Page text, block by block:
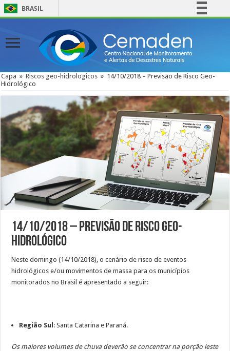
BRASIL
Comunica BR
Participe
Acesso à informação
Canais
Capa » Riscos geo-hidrologicos » 14/10/2018 – Previsão de Risco Geo-
Hidrológico
14/10/2018 – Previsão de Risco Geo-
Hidrológico
Neste domingo (14/10/2018), o cenário de risco de eventos
hidrológicos e/ou movimentos de massa para os municípios
monitorados no Brasil é apresentado a seguir:
Região Sul : Santa Catarina e Paraná.
Os maiores volumes de chuva deverão se concentrar na porção leste